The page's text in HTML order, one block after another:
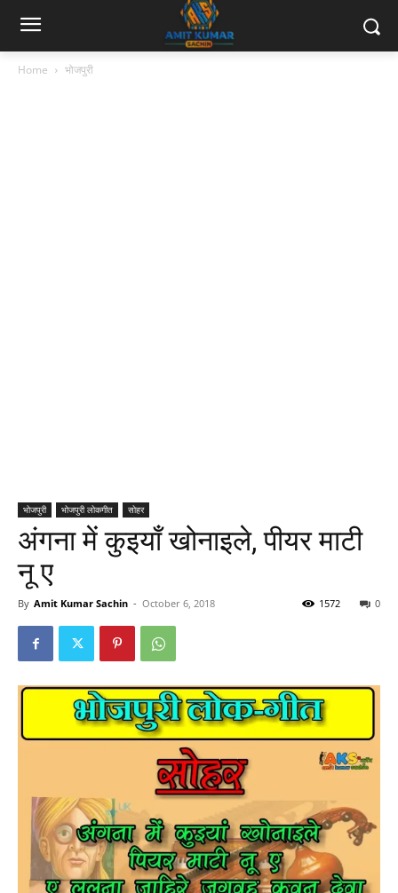
Home भोजपुरी
भोजपुरी भोजपुरी लोकगीत सोहर
अंगना में कुइयाँ खोनाइले, पीयर माटी
नू ए
By Amit Kumar Sachin - October 6, 2018 0
1572